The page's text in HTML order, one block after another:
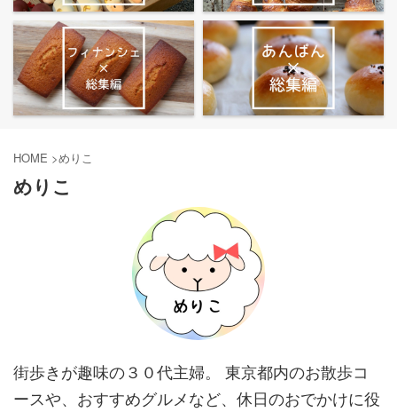
HOME >めりこ
めりこ
街歩きが趣味の３０代主婦。 東京都内のお散歩コ
ースや、おすすめグルメなど、休日のおでかけに役